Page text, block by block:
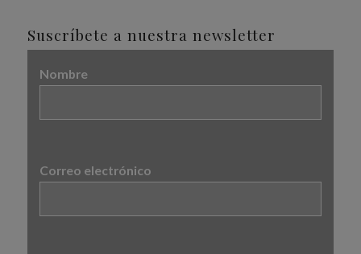
Suscríbete a nuestra newsletter
Nombre
Correo electrónico